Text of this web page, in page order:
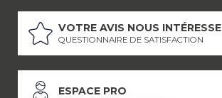
VOTRE AVIS NOUS INTÉRESSE
QUESTIONNAIRE DE SATISFACTION
ESPACE PRO